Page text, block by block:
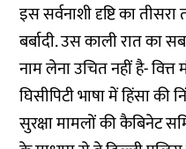
इस सर्वनाशी दृष्टि का
बर्बादी. उस काली रात का
नाम लेना उचित नहीं है- वित्त
घिसीपिटी भाषा में हिंसा की
सुरक्षा मामलों की कैबिनेट